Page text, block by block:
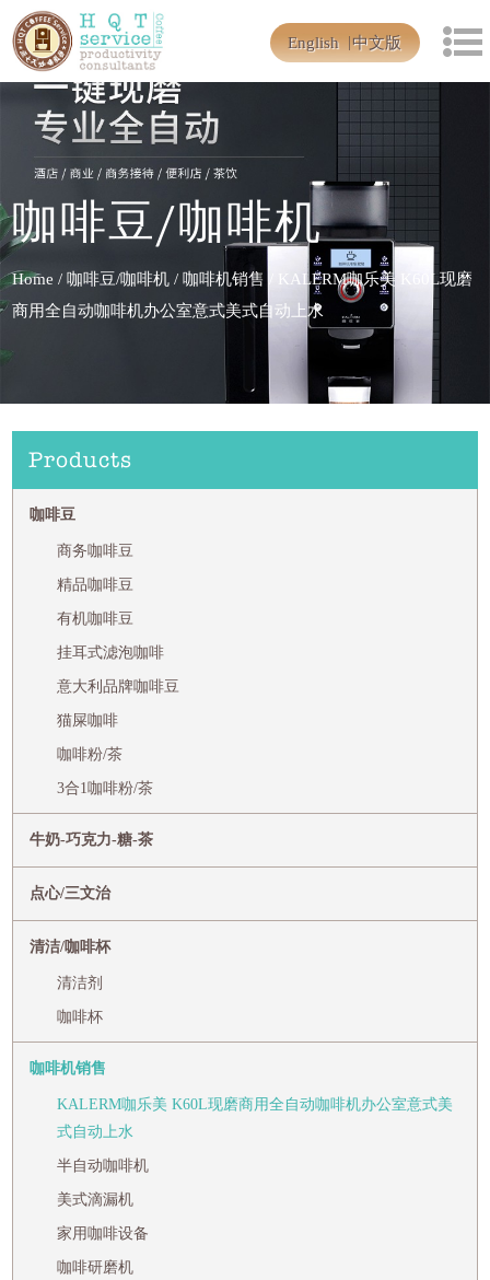
English 中文版
咖啡豆/咖啡机
Home / 咖啡豆/咖啡机 / 咖啡机销售 /
KALERM咖乐美 K60L现磨
商用全自动咖啡机办公室意式美式自动上水
Products
咖啡豆
商务咖啡豆
精品咖啡豆
有机咖啡豆
挂耳式滤泡咖啡
意大利品牌咖啡豆
猫屎咖啡
咖啡粉/茶
3合1咖啡粉/茶
牛奶-巧克力-糖-茶
点心/三文治
清洁/咖啡杯
清洁剂
咖啡杯
咖啡机销售
KALERM咖乐美 K60L现磨商用全自动咖啡机办公室意式美
式自动上水
半自动咖啡机
美式滴漏机
家用咖啡设备
咖啡研磨机